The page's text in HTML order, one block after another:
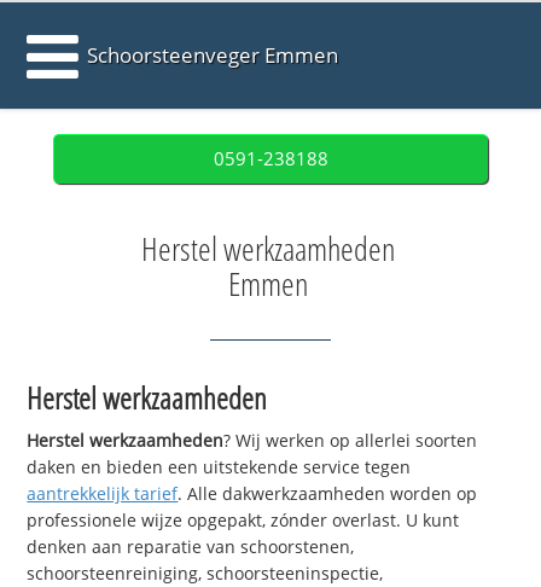
Schoorsteenveger Emmen
0591-238188
Herstel werkzaamheden
Emmen
Herstel werkzaamheden
Herstel werkzaamheden? Wij werken op allerlei soorten
daken en bieden een uitstekende service tegen
aantrekkelijk tarief. Alle dakwerkzaamheden worden op
professionele wijze opgepakt, zónder overlast. U kunt
denken aan reparatie van schoorstenen,
schoorsteenreiniging, schoorsteeninspectie,